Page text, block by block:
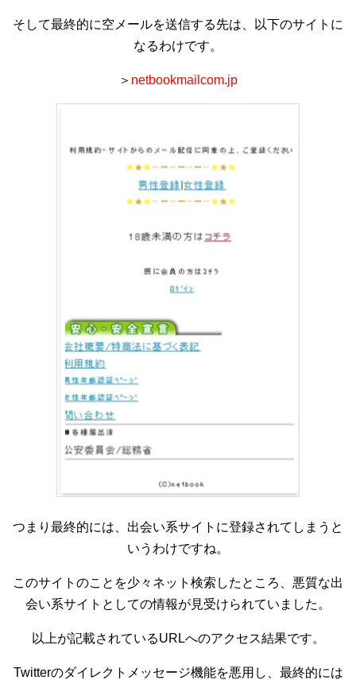
そして最終的に空メールを送信する先は、以下のサイトに
なるわけです。
＞ netbookmailcom.jp
つまり最終的には、出会い系サイトに登録されてしまうと
いうわけですね。
このサイトのことを少々ネット検索したところ、悪質な出
会い系サイトとしての情報が見受けられていました。
以上が記載されているURLへのアクセス結果です。
Twitterのダイレクトメッセージ機能を悪用し、最終的には